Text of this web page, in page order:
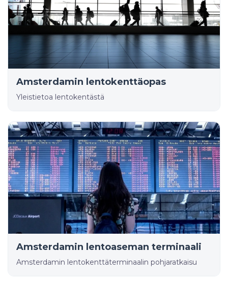
Amsterdamin lentokenttäopas
Yleistietoa lentokentästä
Amsterdamin lentoaseman terminaali
Amsterdamin lentokenttäterminaalin pohjaratkaisu